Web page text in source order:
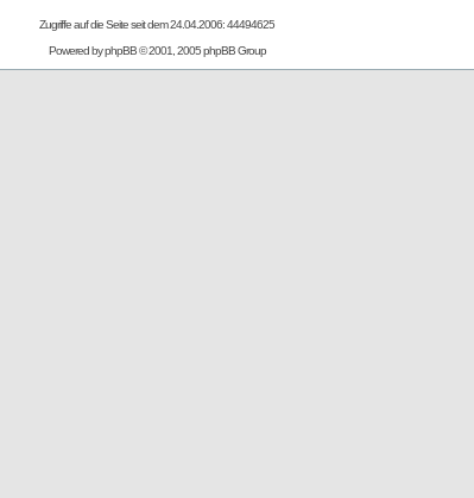
Zugriffe auf die Seite seit dem 24.04.2006: 44494625
Powered byphpBB© 2001, 2005 phpBB Group